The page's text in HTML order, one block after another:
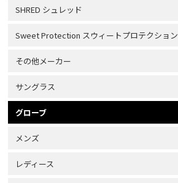
SHRED シュレッド
Sweet Protection スウィートプロテクション
その他メーカー
サングラス
グローブ
メンズ
レディース